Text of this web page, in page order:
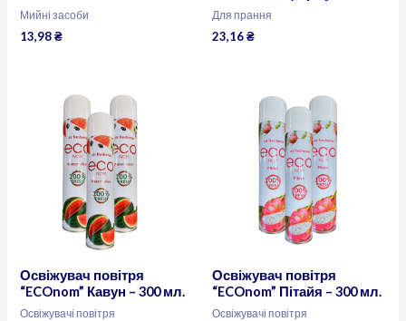
Мийні засоби
13,98₴
Для прання
23,16₴
Освіжувач повітря
“ECOnom” Кавун – 300 мл.
Освіжувачі повітря
Освіжувач повітря
“ECOnom” Пітайя – 300 мл.
Освіжувачі повітря